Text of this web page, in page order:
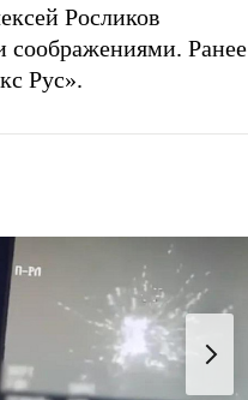
Росликов
соображениями. Ранее
Рус».